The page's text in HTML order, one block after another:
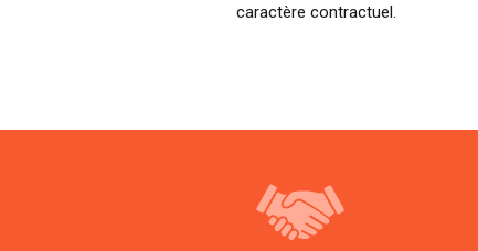
caractère contractuel.